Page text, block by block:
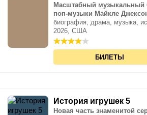
Масштабный музыкальный
поп-музыки Майкле
биография, драма, музыка,
2026, США
БИЛЕТЫ
История игрушек 5
Новая часть знаменитой